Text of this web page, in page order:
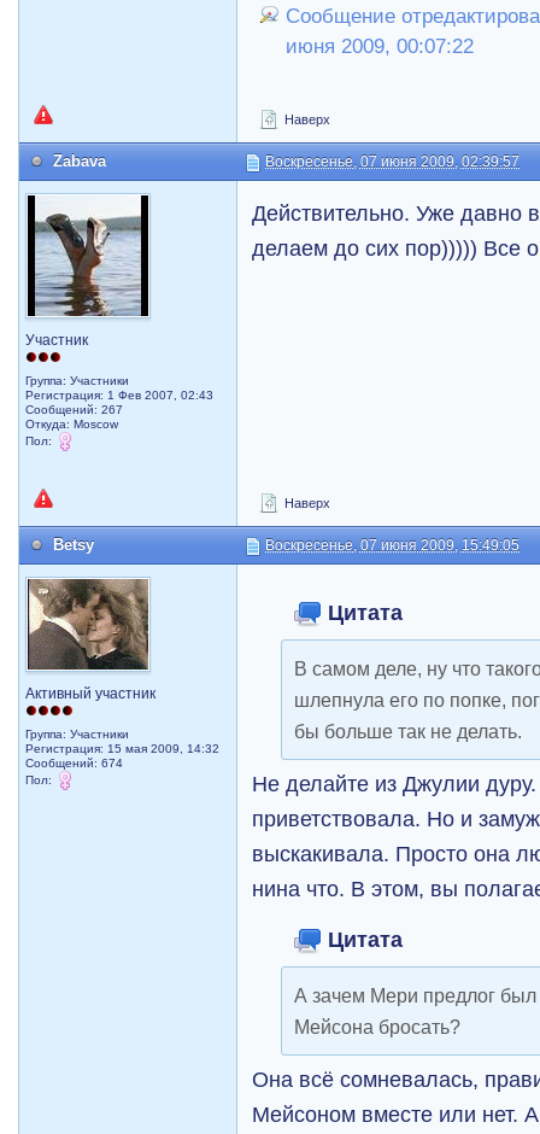
Сообщение
июня 2009, 00:07:22
Наверх
Zabava Воскресенье, 07 июня 2009, 02:39:57
Участник
Группа: Участники
Регистрация: 1 Фев 2007, 02:43
Сообщений: 267
Откуда: Moscow
Пол:
Действительно. Уже давно
делаем до сих пор))))) Все
Наверх
Betsy Воскресенье, 07 июня 2009, 15:49:05
Активный участник
Группа: Участники
Регистрация: 15 мая 2009, 14:32
Сообщений: 674
Пол:
Цитата
В самом деле, ну что
шлепнула его по попке,
бы больше так не делать.
Не делайте из Джулии
приветствовала. Но и
выскакивала. Просто она
нина что. В этом, вы
Цитата
А зачем Мери предлог
Мейсона бросать?
Она всё сомневалась,
Мейсоном вместе или нет.